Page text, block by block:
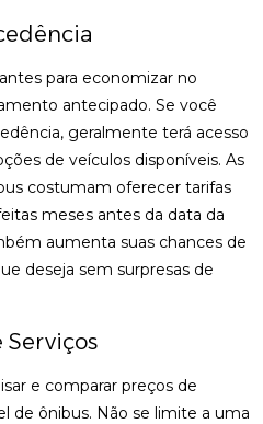
para economizar no
antecipado. Se você
geralmente terá acesso
de veículos disponíveis. As
costumam oferecer tarifas
meses antes da data da
aumenta suas chances de
deseja sem surpresas de
Serviços
e comparar preços de
de ônibus. Não se limite a uma